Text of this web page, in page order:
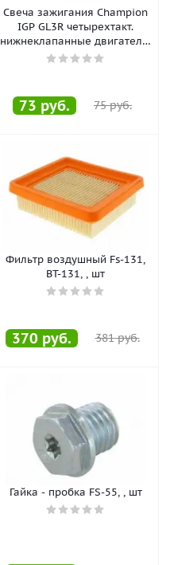
Свеча зажигания Champion
IGP GL3R четырехтакт.
нижнеклапанные двигатели,
, шт
73 руб. 75руб.
Фильтр воздушный Fs-131,
BT-131, , шт
370 руб. 381руб.
Гайка - пробка FS-55, , шт